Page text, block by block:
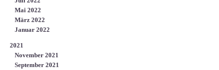
Mai 2022
März 2022
Januar 2022
2021
November 2021
September 2021